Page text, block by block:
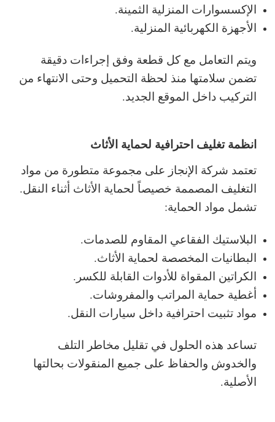
الإكسسوارات المنزلية الثمينة.
الأجهزة الكهربائية المنزلية.
ويتم التعامل مع كل قطعة وفق إجراءات دقيقة
تضمن سلامتها منذ لحظة التحميل وحتى الانتهاء من
التركيب داخل الموقع الجديد.
انظمة تغليف احترافية لحماية الأثاث
تعتمد شركة الإنجاز على مجموعة متطورة من مواد
التغليف المصممة خصيصاً لحماية الأثاث أثناء النقل.
تشمل مواد الحماية:
البلاستيك الفقاعي المقاوم للصدمات.
البطانيات المخصصة لحماية الأثاث.
الكراتين المقواة للأدوات القابلة للكسر.
أغطية حماية المراتب والمفروشات.
مواد تثبيت احترافية داخل سيارات النقل.
تساعد هذه الحلول في تقليل مخاطر التلف
والخدوش والحفاظ على جميع المنقولات بحالتها
الأصلية.